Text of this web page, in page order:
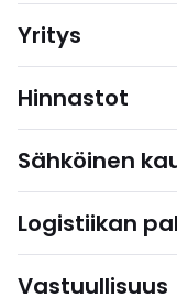
Yritys
Hinnastot
Sähköinen
Logistiikan
Vastuullisuus